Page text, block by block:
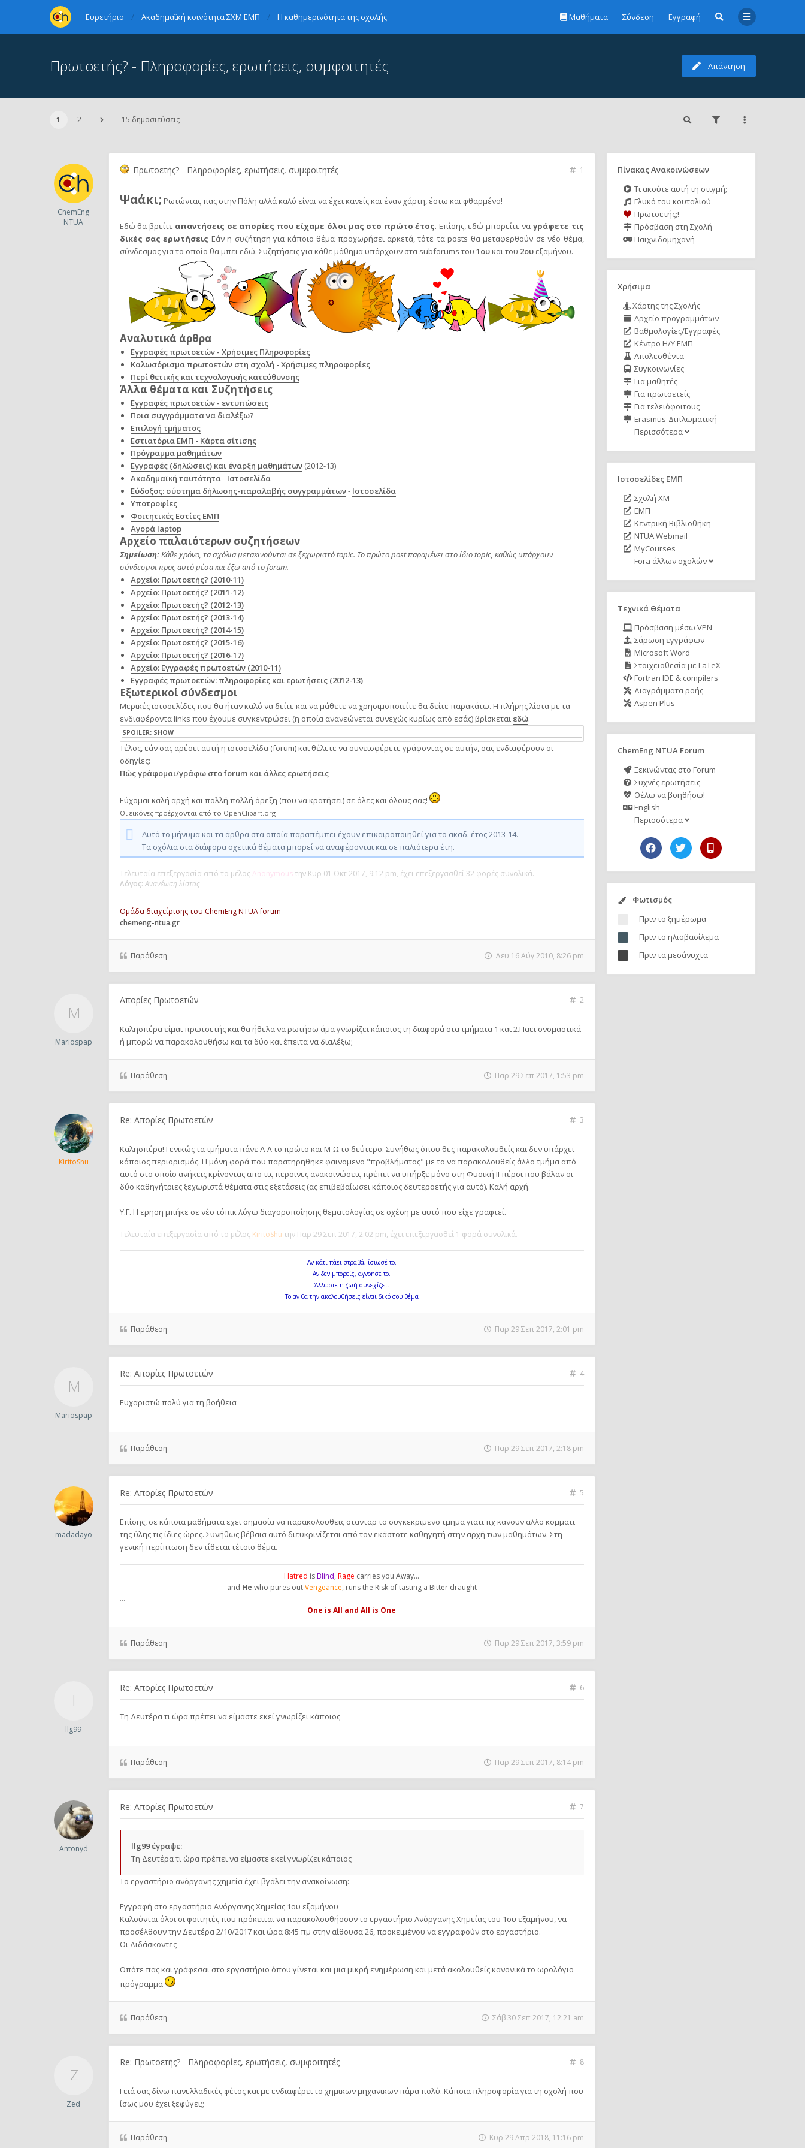
Μαθήματα Σύνδεση Εγγραφή
Ευρετήριο Ακαδημαϊκή κοινότητα ΣΧΜ ΕΜΠ Η καθημερινότητα της σχολής
Πρωτοετής? - Πληροφορίες, ερωτήσεις, συμφοιτητές Απάντηση
1 2 15 δημοσιεύσεις
ChemEng
NTUA
Πρωτοετής? - Πληροφορίες, ερωτήσεις, συμφοιτητές 1
Ψαάκι; Ρωτώντας πας στην Πόλη αλλά καλό είναι να έχει κανείς και έναν χάρτη, έστω και φθαρμένο!
Εδώ θα βρείτε απαντήσεις σε απορίες που είχαμε όλοι μας στο πρώτο έτος. Επίσης, εδώ μπορείτε να γράφετε τις
δικές σας ερωτήσεις Εάν η συζήτηση για κάποιο θέμα προχωρήσει αρκετά, τότε τα posts θα μεταφερθούν σε νέο θέμα,
σύνδεσμος για το οποίο θα μπει εδώ. Συζητήσεις για κάθε μάθημα υπάρχουν στα subforums του 1ουκαι του 2ουεξαμήνου.
Αναλυτικά άρθρα
Εγγραφές πρωτοετών - Χρήσιμες Πληροφορίες
Καλωσόρισμα πρωτοετών στη σχολή - Χρήσιμες πληροφορίες
Περί θετικής και τεχνολογικής κατεύθυνσης
Άλλα θέματα και Συζητήσεις
Εγγραφές πρωτοετών - εντυπώσεις
Ποια συγγράμματα να διαλέξω?
Επιλογή τμήματος
Εστιατόρια ΕΜΠ - Κάρτα σίτισης
Πρόγραμμα μαθημάτων
Εγγραφές (δηλώσεις) και έναρξη μαθημάτων(2012-13)
Ακαδημαϊκή ταυτότητα- Ιστοσελίδα
Εύδοξος: σύστημα δήλωσης-παραλαβής συγγραμμάτων- Ιστοσελίδα
Υποτροφίες
Φοιτητικές Εστίες ΕΜΠ
Αγορά laptop
Αρχείο παλαιότερων συζητήσεων
Σημείωση:Κάθε χρόνο, τα σχόλια μετακινούνται σε ξεχωριστό topic. Το πρώτο post παραμένει στο ίδιο topic, καθώς υπάρχουν
σύνδεσμοι προς αυτό μέσα και έξω από το forum.
Αρχείο: Πρωτοετής? (2010-11)
Αρχείο: Πρωτοετής? (2011-12)
Αρχείο: Πρωτοετής? (2012-13)
Αρχείο: Πρωτοετής? (2013-14)
Αρχείο: Πρωτοετής? (2014-15)
Αρχείο: Πρωτοετής? (2015-16)
Αρχείο: Πρωτοετής? (2016-17)
Αρχείο: Εγγραφές πρωτοετών (2010-11)
Εγγραφές πρωτοετών: πληροφορίες και ερωτήσεις (2012-13)
Εξωτερικοί σύνδεσμοι
Μερικές ιστοσελίδες που θα ήταν καλό να δείτε και να μάθετε να χρησιμοποιείτε θα δείτε παρακάτω. Η πλήρης λίστα με τα
ενδιαφέροντα links που έχουμε συγκεντρώσει (η οποία ανανεώνεται συνεχώς κυρίως από εσάς) βρίσκεται εδώ.
SPOILER: SHOW
Τέλος, εάν σας αρέσει αυτή η ιστοσελίδα (forum) και θέλετε να συνεισφέρετε γράφοντας σε αυτήν, σας ενδιαφέρουν οι
οδηγίες:
Πώς γράφομαι/γράφω στο forum και άλλες ερωτήσεις
Εύχομαι καλή αρχή και πολλή πολλή όρεξη (που να κρατήσει) σε όλες και όλους σας!
Οι εικόνες προέρχονται από το OpenClipart.org
Αυτό το μήνυμα και τα άρθρα στα οποία παραπέμπει έχουν επικαιροποιηθεί για το ακαδ. έτος 2013-14.
Τα σχόλια στα διάφορα σχετικά θέματα μπορεί να αναφέρονται και σε παλιότερα έτη.
Τελευταία επεξεργασία από το μέλοςAnonymousτην Κυρ 01 Οκτ 2017, 9:12 pm, έχει επεξεργασθεί 32 φορές συνολικά.
Λόγος: Ανανέωση λίστας
Ομάδα διαχείρισης του ChemEng NTUA forum
chemeng-ntua.gr
Παράθεση Δευ 16 Αύγ 2010, 8:26 pm
Mariospap
Απορίες Πρωτοετών 2
Καλησπέρα είμαι πρωτοετής και θα ήθελα να ρωτήσω άμα γνωρίζει κάποιος τη διαφορά στα τμήματα 1 και 2.Παει ονομαστικά
ή μπορώ να παρακολουθήσω και τα δύο και έπειτα να διαλέξω;
Παράθεση Παρ 29 Σεπ 2017, 1:53 pm
KiritoShu
Re: Απορίες Πρωτοετών 3
Καλησπέρα! Γενικώς τα τμήματα πάνε Α-Λ το πρώτο και Μ-Ω το δεύτερο. Συνήθως όπου θες παρακολουθείς και δεν υπάρχει
κάποιος περιορισμός. Η μόνη φορά που παρατηρηθηκε φαινομενο "προβλήματος" με το να παρακολουθείς άλλο τμήμα από
αυτό στο οποίο ανήκεις κρίνοντας απο τις περσινες ανακοινώσεις πρέπει να υπήρξε μόνο στη Φυσική ΙΙ πέρσι που βάλαν οι
δύο καθηγήτριες ξεχωριστά θέματα στις εξετάσεις (ας επιβεβαίωσει κάποιος δευτεροετής για αυτό). Καλή αρχή.
Υ.Γ. Η ερηση μπήκε σε νέο τόπικ λόγω διαγοροποίησης θεματολογίας σε σχέση με αυτό που είχε γραφτεί.
Τελευταία επεξεργασία από το μέλος KiritoShu την Παρ 29 Σεπ 2017, 2:02 pm, έχει επεξεργασθεί 1 φορά συνολικά.
Αν κάτι πάει στραβά, ίσιωσέ το.
Αν δεν μπορείς, αγνοησέ το.
Άλλωστε η ζωή συνεχίζει.
Το αν θα την ακολουθήσεις είναι δικό σου θέμα
Παράθεση Παρ 29 Σεπ 2017, 2:01 pm
Mariospap
Re: Απορίες Πρωτοετών 4
Ευχαριστώ πολύ για τη βοήθεια
Παράθεση Παρ 29 Σεπ 2017, 2:18 pm
madadayo
Re: Απορίες Πρωτοετών 5
Επίσης, σε κάποια μαθήματα εχει σημασία να παρακολουθεις στανταρ το συγκεκριμενο τμημα γιατι πχ κανουν αλλο κομματι
της ύλης τις ίδιες ώρες. Συνήθως βέβαια αυτό διευκρινίζεται από τον εκάστοτε καθηγητή στην αρχή των μαθημάτων. Στη
γενική περίπτωση δεν τίθεται τέτοιο θέμα.
Hatred isBlind, Rage carries you Away...
and He who pures outVengeance, runs the Risk of tasting a Bitter draught
...
One is All and All is One
Παράθεση Παρ 29 Σεπ 2017, 3:59 pm
llg99
Re: Απορίες Πρωτοετών 6
Τη Δευτέρα τι ώρα πρέπει να είμαστε εκεί γνωρίζει κάποιος
Παράθεση Παρ 29 Σεπ 2017, 8:14 pm
Antonyd
Re: Απορίες Πρωτοετών 7
llg99 έγραψε:
Τη Δευτέρα τι ώρα πρέπει να είμαστε εκεί γνωρίζει κάποιος
Το εργαστήριο ανόργανης χημεία έχει βγάλει την ανακοίνωση:
Εγγραφή στο εργαστήριο Ανόργανης Χημείας 1ου εξαμήνου
Καλούνται όλοι οι φοιτητές που πρόκειται να παρακολουθήσουν το εργαστήριο Ανόργανης Χημείας του 1ου εξαμήνου, να
προσέλθουν την Δευτέρα 2/10/2017 και ώρα 8:45 πμ στην αίθουσα 26, προκειμένου να εγγραφούν στο εργαστήριο.
Οι Διδάσκοντες
Οπότε πας και γράφεσαι στο εργαστήριο όπου γίνεται και μια μικρή ενημέρωση και μετά ακολουθείς κανονικά το ωρολόγιο
πρόγραμμα
Παράθεση Σάβ 30 Σεπ 2017, 12:21 am
Zed
Re: Πρωτοετής? - Πληροφορίες, ερωτήσεις, συμφοιτητές 8
Γειά σας δίνω πανελλαδικές φέτος και με ενδιαφέρει το χημικων μηχανικων πάρα πολύ..Κάποια πληροφορία για τη σχολή που
ίσως μου έχει ξεφύγει;;
Παράθεση Κυρ 29 Απρ 2018, 11:16 pm
Πίνακας Ανακοινώσεων
Τι ακούτε αυτή τη στιγμή;
Γλυκό του κουταλιού
Πρωτοετής;!
Πρόσβαση στη Σχολή
Παιχνιδομηχανή
Χρήσιμα
Χάρτης της Σχολής
Αρχείο προγραμμάτων
Βαθμολογίες/Εγγραφές
Κέντρο Η/Υ ΕΜΠ
Απολεσθέντα
Συγκοινωνίες
Για μαθητές
Για πρωτοετείς
Για τελειόφοιτους
Erasmus-Διπλωματική
Περισσότερα
Ιστοσελίδες ΕΜΠ
Σχολή ΧΜ
ΕΜΠ
Κεντρική Βιβλιοθήκη
NTUA Webmail
MyCourses
Fora άλλων σχολών
Τεχνικά Θέματα
Πρόσβαση μέσω VPN
Σάρωση εγγράφων
Microsoft Word
Στοιχειοθεσία με LaTeX
Fortran IDE & compilers
Διαγράμματα ροής
Aspen Plus
ChemEng NTUA Forum
Ξεκινώντας στο Forum
Συχνές ερωτήσεις
Θέλω να βοηθήσω!
English
Περισσότερα
Φωτισμός
Πριν το ξημέρωμα
Πριν το ηλιοβασίλεμα
Πριν τα μεσάνυχτα